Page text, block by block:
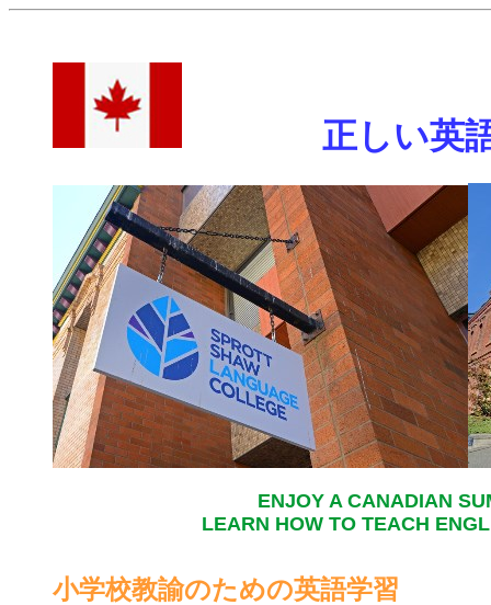
正しい英語
ENJOY A CANADIAN
LEARN HOW TO TEACH
小学校教諭のための英語学習